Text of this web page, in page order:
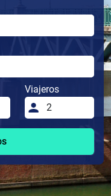
Viajeros